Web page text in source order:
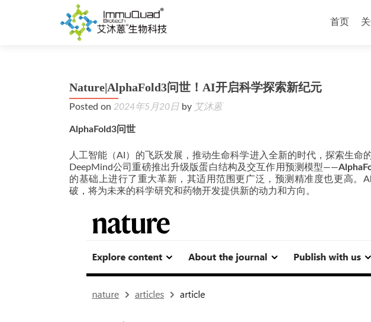
首页
Nature|AlphaFold3问世！AI开启科学探索新纪元
Posted on 2024年5月20日 by 艾沐蒽
AlphaFold3问世
人工智能（AI）的飞跃发展，推动生命科学进入全新的时代，探索生命
DeepMind公司重磅推出升级版蛋白结构及交互作用预测模型——
的基础上进行了重大革新，其适用范围更广泛，预测精准度也更高。
破，将为未来的科学研究和药物开发提供新的动力和方向。